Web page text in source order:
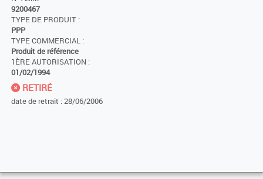
9200467
TYPE DE PRODUIT :
PPP
TYPE COMMERCIAL :
Produit de référence
1ÈRE AUTORISATION :
01/02/1994
RETIRÉ
date de retrait : 28/06/2006